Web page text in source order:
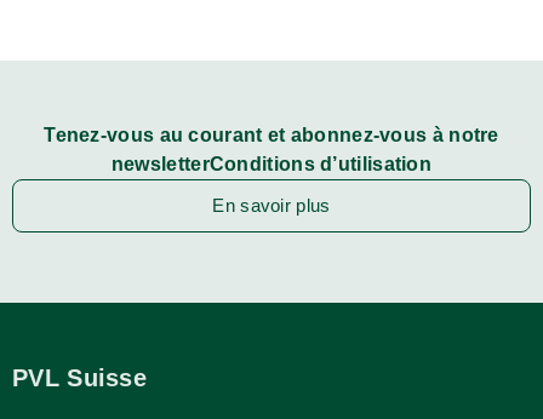
Tenez-vous au courant et abonnez-vous à notre
newsletterConditions d’utilisation
En savoir plus
PVL Suisse